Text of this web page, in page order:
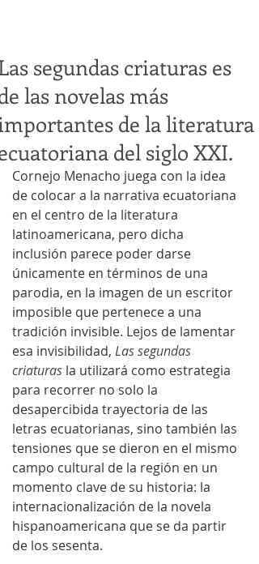
segundas criaturas es
las novelas más
de la literatura
del siglo XXI.
Cornejo Menacho juega con la idea
de colocar a la narrativa ecuatoriana
en el centro de la literatura
latinoamericana, pero dicha
inclusión parece poder darse
únicamente en términos de una
parodia, en la imagen de un escritor
imposible que pertenece a una
tradición invisible. Lejos de lamentar
esa invisibilidad, Las segundas
criaturas la utilizará como estrategia
para recorrer no solo la
desapercibida trayectoria de las
letras ecuatorianas, sino también las
tensiones que se dieron en el mismo
campo cultural de la región en un
momento clave de su historia: la
internacionalización de la novela
hispanoamericana que se da partir
de los sesenta.